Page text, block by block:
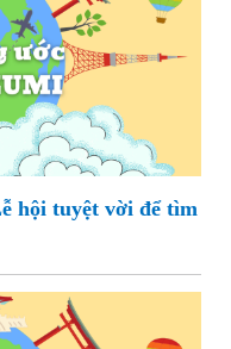
hội tuyệt vời để tìm